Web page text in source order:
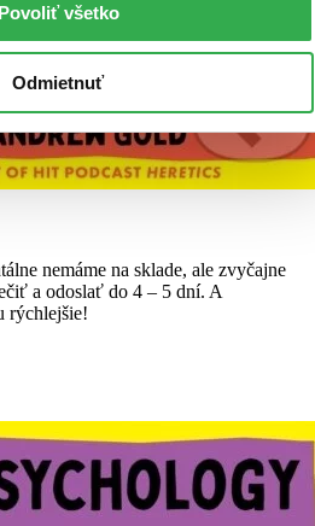
Povoliť všetko
Odmietnuť
nemáme na sklade, ale zvyčajne
a odoslať do 4 – 5 dní. A
rýchlejšie!